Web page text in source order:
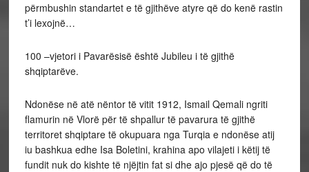
përmbushin standartet e të gjithëve atyre që do kenë rastin
t’i lexojnë…
100 –vjetori i Pavarësisë është Jubileu i të gjithë
shqiptarëve.
Ndonëse në atë nëntor të vitit 1912, Ismail Qemali ngriti
flamurin në Vlorë për të shpallur të pavarura të gjithë
territoret shqiptare të okupuara nga Turqia e ndonëse atij
iu bashkua edhe Isa Boletini, krahina apo vilajeti i këtij të
fundit nuk do kishte të njëjtin fat si dhe ajo pjesë që do të